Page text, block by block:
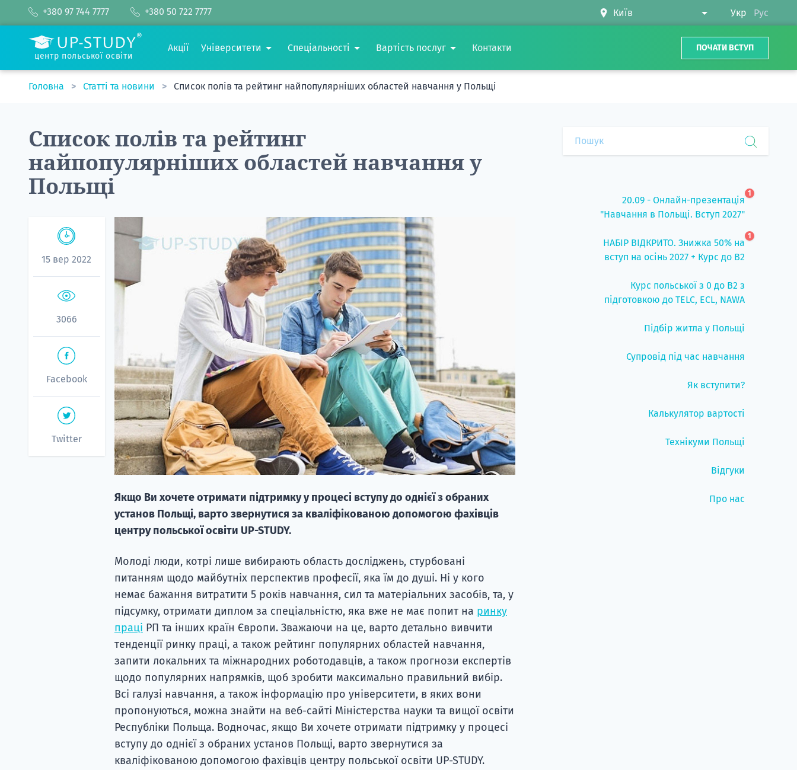
+380 97 744 7777 +380 50 722 7777 Укр Рус
центр польської освіти
Акції Університети Спеціальності Вартість послуг Контакти ПОЧАТИ ВСТУП
Головна Статті та новини Список полів та рейтинг найпопулярніших областей навчання у Польщі
Список полів та рейтинг
найпопулярніших областей навчання у
Польщі
15 вер 2022
3066
Facebook
Twitter
Якщо Ви хочете отримати підтримку у процесі вступу до однієї з обраних
установ Польщі, варто звернутися за кваліфікованою допомогою фахівців
центру польської освіти UP-STUDY.
Молоді люди, котрі лише вибирають область досліджень, стурбовані
питанням щодо майбутніх перспектив професії, яка їм до душі. Ні у кого
немає бажання витратити 5 років навчання, сил та матеріальних засобів, та, у
підсумку, отримати диплом за спеціальністю, яка вже не має попит на ринку
праці РП та інших країн Європи. Зважаючи на це, варто детально вивчити
тенденції ринку праці, а також рейтинг популярних областей навчання,
запити локальних та міжнародних роботодавців, а також прогнози експертів
щодо популярних напрямків, щоб зробити максимально правильний вибір.
Всі галузі навчання, а також інформацію про університети, в яких вони
пропонуються, можна знайти на веб-сайті Міністерства науки та вищої освіти
Республіки Польща. Водночас, якщо Ви хочете отримати підтримку у процесі
вступу до однієї з обраних установ Польщі, варто звернутися за
кваліфікованою допомогою фахівців центру польської освіти UP-STUDY.
20.09 - Онлайн-презентація
"Навчання в Польщі. Вступ 2027"
1
НАБІР ВІДКРИТО. Знижка 50% на
вступ на осінь 2027 + Курс до B2
1
Курс польської з 0 до B2 з
підготовкою до TELC, ECL, NAWA
Підбір житла у Польщі
Супровід під час навчання
Як вступити?
Калькулятор вартості
Технікуми Польщі
Відгуки
Про нас